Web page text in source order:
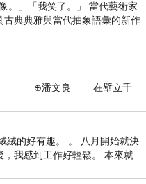
史帝富】潔美淨層
開箱文及心得分享!
】潔美淨層脂質活膚
結果，還有哪裡買最便
。」「我笑了。」 當代藝術家
古典典雅與當代抽象語彙的新作
間為背景，描繪了
壁立千
的好有趣。 。 八月開始就決
，我感到工作好輕鬆。 本來就
真